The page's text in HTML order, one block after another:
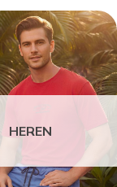
HEREN